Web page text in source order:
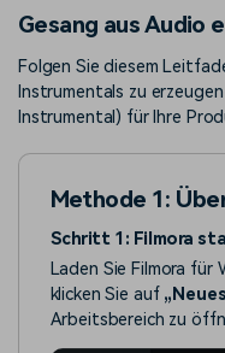
Gesang aus Audio
Folgen Sie diesem
Instrumentals zu
Instrumental) für Ihre
Methode 1:
Schritt 1: Filmora
Laden Sie Filmora
klicken Sie auf
Arbeitsbereich zu